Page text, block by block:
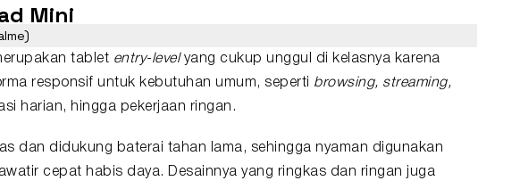
Mini
tablet entry-levelyang cukup unggul di kelasnya karena
responsif untuk kebutuhan umum, seperti browsing, streaming,
harian, hingga pekerjaan ringan.
dan didukung baterai tahan lama, sehingga nyaman digunakan
cepat habis daya. Desainnya yang ringkas dan ringan juga